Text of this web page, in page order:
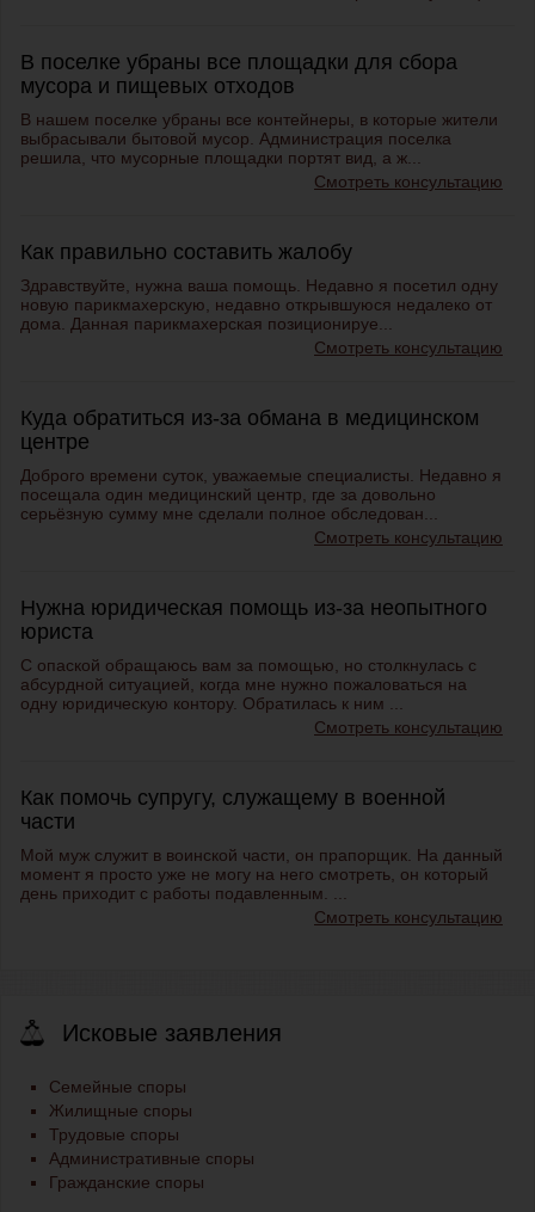
В поселке убраны все площадки для сбора
мусора и пищевых отходов
В нашем поселке убраны все контейнеры, в которые жители
выбрасывали бытовой мусор. Администрация поселка
решила, что мусорные площадки портят вид, а ж...
Смотреть консультацию
Как правильно составить жалобу
Здравствуйте, нужна ваша помощь. Недавно я посетил одну
новую парикмахерскую, недавно открывшуюся недалеко от
дома. Данная парикмахерская позиционируе...
Смотреть консультацию
Куда обратиться из-за обмана в медицинском
центре
Доброго времени суток, уважаемые специалисты. Недавно я
посещала один медицинский центр, где за довольно
серьёзную сумму мне сделали полное обследован...
Смотреть консультацию
Нужна юридическая помощь из-за неопытного
юриста
С опаской обращаюсь вам за помощью, но столкнулась с
абсурдной ситуацией, когда мне нужно пожаловаться на
одну юридическую контору. Обратилась к ним ...
Смотреть консультацию
Как помочь супругу, служащему в военной
части
Мой муж служит в воинской части, он прапорщик. На данный
момент я просто уже не могу на него смотреть, он который
день приходит с работы подавленным. ...
Смотреть консультацию
Исковые заявления
Семейные споры
Жилищные споры
Трудовые споры
Административные споры
Гражданские споры